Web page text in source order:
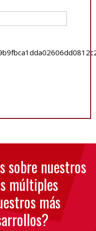
sobre nuestros
múltiples
más